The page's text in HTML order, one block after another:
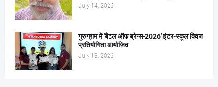
July 14, 2026
गुरुग्राम में 'बैटल ऑफ ब्रेन्स-2026' इंटर-स्कूल क्विज
प्रतियोगिता आयोजित
July 13, 2026